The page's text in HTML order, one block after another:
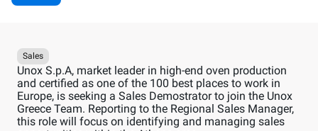
Sales
Unox S.p.A, market leader in high-end oven production
and certified as one of the 100 best places to work in
Europe, is seeking a Sales Demostrator to join the Unox
Greece Team. Reporting to the Regional Sales Manager,
this role will focus on identifying and managing sales